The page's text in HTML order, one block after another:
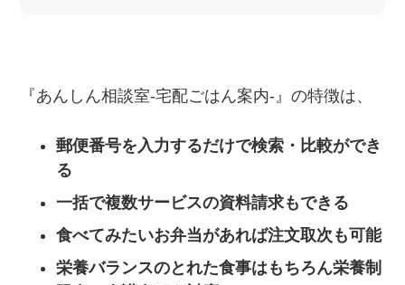
『あんしん相談室‐宅配ごはん案内‐』の特徴は、
郵便番号を入力するだけで検索・比較ができ
る
一括で複数サービスの資料請求もできる
食べてみたいお弁当があれば注文取次も可能
栄養バランスのとれた食事はもちろん栄養制